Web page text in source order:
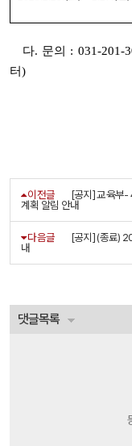
다. 문의 : 031-201-
터)
이전글
[공지] 교육부-
계획 알림 안내
다음글
[공지] (종료)
내
댓글목록